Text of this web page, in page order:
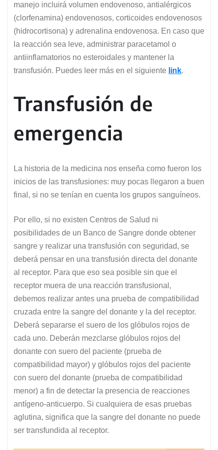
manejo incluirá volumen endovenoso, antialérgicos
(clorfenamina) endovenosos, corticoides endovenosos
(hidrocortisona) y adrenalina endovenosa. En caso que
la reacción sea leve, administrar paracetamol o
antiinflamatorios no esteroidales y mantener la
transfusión. Puedes leer más en el siguiente link.
Transfusión de
emergencia
La historia de la medicina nos enseña como fueron los
inicios de las transfusiones: muy pocas llegaron a buen
final, si no se tenían en cuenta los grupos sanguíneos.
Por ello, si no existen Centros de Salud ni
posibilidades de un Banco de Sangre donde obtener
sangre y realizar una transfusión con seguridad, se
deberá pensar en una transfusión directa del donante
al receptor. Para que eso sea posible sin que el
receptor muera de una reacción transfusional,
debemos realizar antes una prueba de compatibilidad
cruzada entre la sangre del donante y la del receptor.
Deberá separarse el suero de los glóbulos rojos de
cada uno. Deberán mezclarse glóbulos rojos del
donante con suero del paciente (prueba de
compatibilidad mayor) y glóbulos rojos del paciente
con suero del donante (prueba de compatibilidad
menor) a fin de detectar la presencia de reacciones
antígeno-anticuerpo. Si cualquiera de esas pruebas
aglutina, significa que la sangre del donante no puede
ser transfundida al receptor.